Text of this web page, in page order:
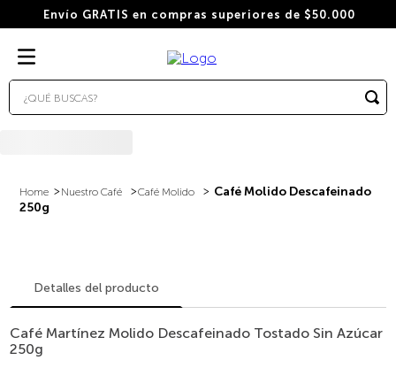
Envío GRATIS en compras superiores de $50.000
¿QUÉ BUSCAS?
Nuestro Café Café Molido
Café Molido Descafeinado
250g
Detalles del producto
Café Martínez Molido Descafeinado Tostado Sin Azúcar
250g
2.
combo
5.
cafe grano
7